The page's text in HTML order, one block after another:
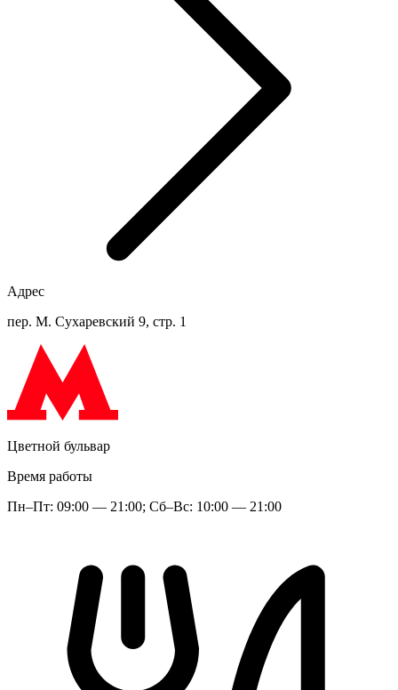
Адрес
пер. М. Сухаревский 9, стр. 1
Цветной бульвар
Время работы
Пн–Пт: 09:00 — 21:00; Сб–Вс: 10:00 — 21:00